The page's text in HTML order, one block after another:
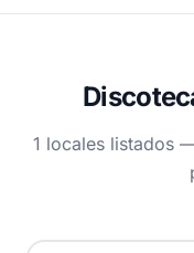
1 locales listados